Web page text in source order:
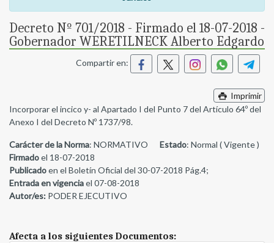
Decreto Nº 701/2018 - Firmado el 18-07-2018 -
Gobernador WERETILNECK Alberto Edgardo
Compartir en:
Imprimir
Incorporar el incico y- al Apartado I del Punto 7 del Artículo 64º del
Anexo I del Decreto Nº 1737/98.
Carácter de la Norma: NORMATIVO Estado: Normal ( Vigente )
Firmadoel 18-07-2018
Publicadoen el Boletín Oficial del 30-07-2018 Pág.4;
Entrada en vigenciael 07-08-2018
Autor/es: PODER EJECUTIVO
Afecta a los siguientes Documentos: